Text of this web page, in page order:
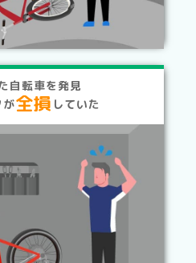
自転車を発見
が全損 していた